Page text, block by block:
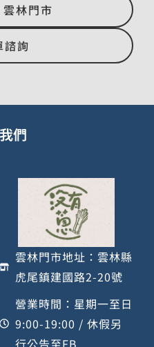
林門市
諮詢
們
雲林門市地址：雲林縣
虎尾鎮建國路2-20號
營業時間：星期一至日
9:00-19:00 / 休假另
行公告至FB